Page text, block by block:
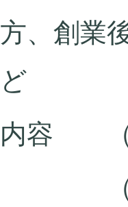
方、創業
ど
内容 （
（２）